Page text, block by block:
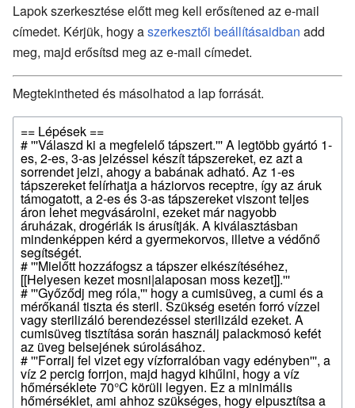
Lapok szerkesztése előtt meg kell erősítened az e-mail
címedet. Kérjük, hogy aszerkesztői beállításaidban add
meg, majd erősítsd meg az e-mail címedet.
Megtekintheted és másolhatod a lap forrását.